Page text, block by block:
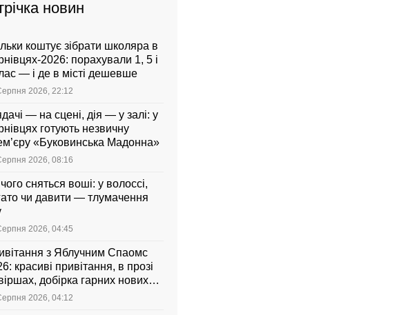
новин
коштує зібрати школяра в
2026: порахували 1, 5 і
— і де в місті дешевше
2026, 22:12
— на сцені, дія — у залі: у
готують незвичну
«Буковинська Мадонна»
2026, 08:16
сняться воші: у волоссі,
чи давити — тлумачення
2026, 04:45
з Яблучним Спаомс
красиві привітання, в прозі
добірка гарних нових
українською
2026, 04:12